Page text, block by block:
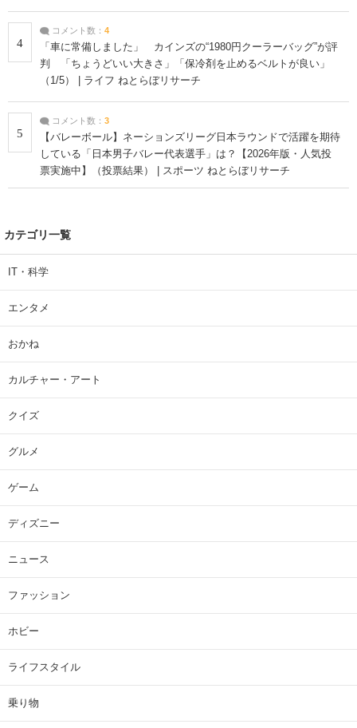
4
コメント数： 4
「車に常備しました」 カインズの“1980円クーラーバッグ”が評
判 「ちょうどいい大きさ」「保冷剤を止めるベルトが良い」
（1/5） | ライフ ねとらぼリサーチ
5
コメント数： 3
【バレーボール】ネーションズリーグ日本ラウンドで活躍を期待
している「日本男子バレー代表選手」は？【2026年版・人気投
票実施中】（投票結果） | スポーツ ねとらぼリサーチ
カテゴリ一覧
IT・科学
エンタメ
おかね
カルチャー・アート
クイズ
グルメ
ゲーム
ディズニー
ニュース
ファッション
ホビー
ライフスタイル
乗り物